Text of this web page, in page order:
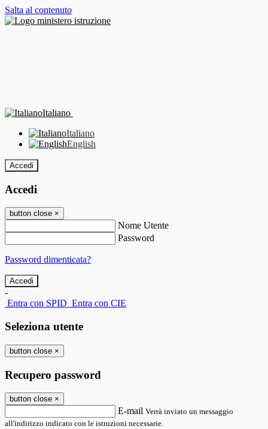
Salta al contenuto
Italiano
Italiano
English
Accedi
Accedi
button close ×
Nome Utente
Password
Password dimenticata?
-
Entra con SPID Entra con CIE
Seleziona utente
button close ×
Recupero password
button close ×
E-mail Verrà inviato un messaggio
all'indirizzo indicato con le istruzioni necessarie.